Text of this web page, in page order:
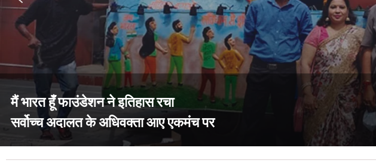
मैं भारत हूँ फाउंडेशन ने इतिहास रचा
सर्वोच्च अदालत के अधिवक्ता आए एकमंच पर